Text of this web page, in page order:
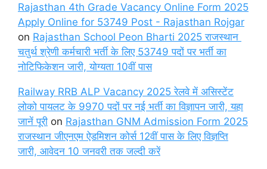
Rajasthan 4th Grade Vacancy Online Form 2025
Apply Online for 53749 Post - Rajasthan Rojgar
on Rajasthan School Peon Bharti 2025 राजस्थान
चतुर्थ श्रेणी कर्मचारी भर्ती के लिए 53749 पदों पर भर्ती का
नोटिफिकेशन जारी, योग्यता 10वीं पास
Railway RRB ALP Vacancy 2025 रेलवे में असिस्टेंट
लोको पायलट के 9970 पदों पर नई भर्ती का विज्ञापन जारी, यहा
जानें पूरी on Rajasthan GNM Admission Form 2025
राजस्थान जीएनएम ऐडमिशन कोर्स 12वीं पास के लिए विज्ञप्ति
जारी, आवेदन 10 जनवरी तक जल्दी करें